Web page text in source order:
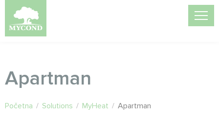
Apartman
Početna / Solutions / MyHeat / Apartman